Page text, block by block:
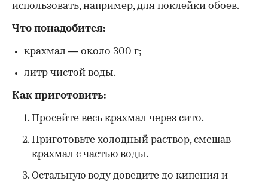
использовать, например, для поклейки обоев.
Что понадобится:
крахмал — около 300 г;
литр чистой воды.
Как приготовить:
Просейте весь крахмал через сито.
Приготовьте холодный раствор, смешав
крахмал с частью воды.
Остальную воду доведите до кипения и